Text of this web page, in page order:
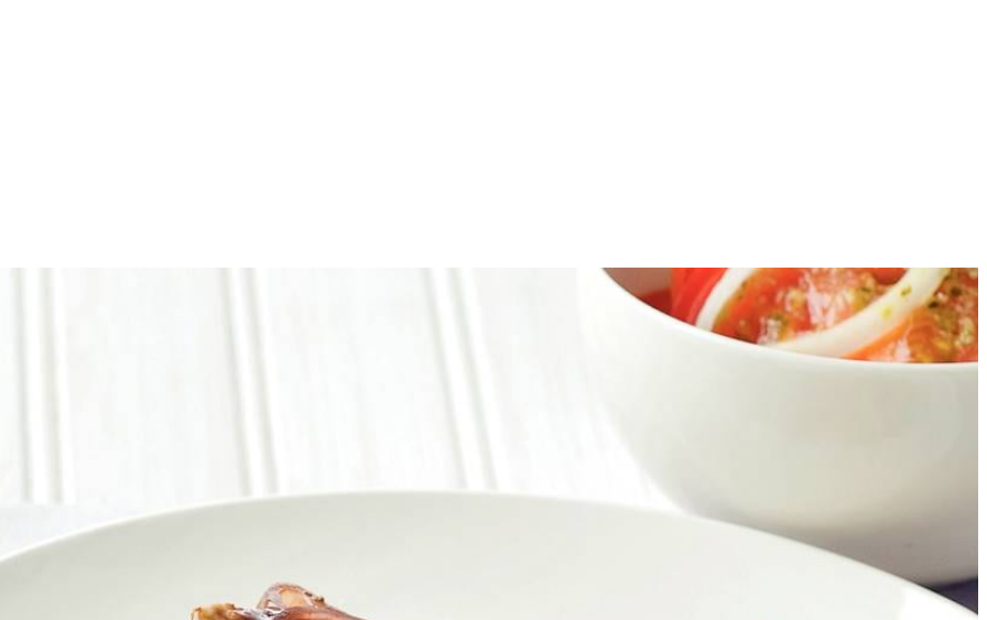
4
goudgeel en gaar. Verhit 2 el olie in een andere koekenpan. Bestrooi het vlees met peper en zout en bak het in 8 min. aan beide kanten
schaal. Roer de pesto los met de laatste 2 el olie en druppel over de tomatensalade.
van de uien 1-2 min. in het bakvet. Voeg de vleesbouillon toe, roer de aanbaksels los en laat de jus 1 min. inkoken. Roer de rozemarijn
over het vlees en serveer met de tomaten-pestosalade.
rode wijn.
Wat vond je van dit recept?